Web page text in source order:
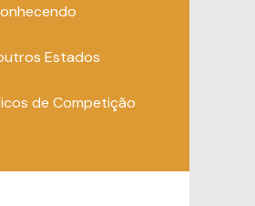
Estados
de Competição